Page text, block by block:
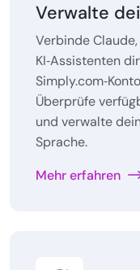
Verwalte
Verbinde
KI‑Assistenten
Überprüfe
und verwalte
Sprache.
Mehr erfahren